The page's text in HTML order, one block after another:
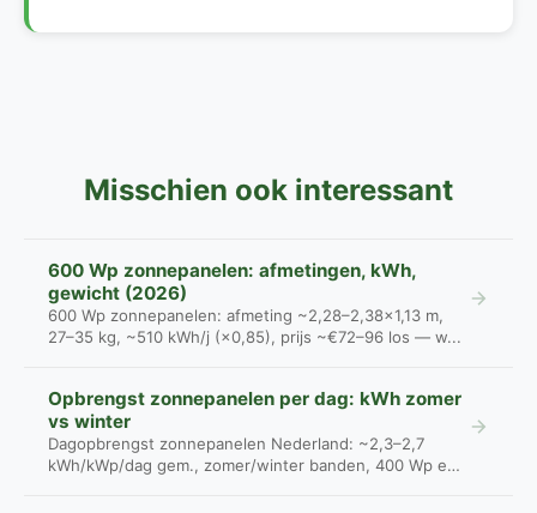
Misschien ook interessant
600 Wp zonnepanelen: afmetingen, kWh,
gewicht (2026)
600 Wp zonnepanelen: afmeting ~2,28–2,38×1,13 m,
27–35 kg, ~510 kWh/j (×0,85), prijs ~€72–96 los — w...
Opbrengst zonnepanelen per dag: kWh zomer
vs winter
Dagopbrengst zonnepanelen Nederland: ~2,3–2,7
kWh/kWp/dag gem., zomer/winter banden, 400 Wp en